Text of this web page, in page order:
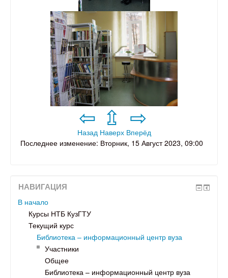
⇦
Назад
⇫
Наверх
⇨
Вперёд
Последнее изменение: Вторник, 15 Август 2023, 09:00
НАВИГАЦИЯ
В начало
Курсы НТБ КузГТУ
Текущий курс
Библиотека – информационный центр вуза
Участники
Общее
Библиотека – информационный центр вуза